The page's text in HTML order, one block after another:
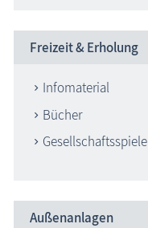
Freizeit & Erholung
Infomaterial
Bücher
Gesellschaftsspiele
Außenanlagen